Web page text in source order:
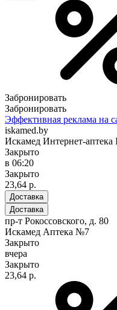
Забронировать
Забронировать
Эффективная реклама на
iskamed.by
Искамед Интернет-аптека
Закрыто
в 06:20
Закрыто
23,64 р.
Доставка
Доставка
пр-т Рокоссовского, д. 80
Искамед Аптека №7
Закрыто
вчера
Закрыто
23,64 р.